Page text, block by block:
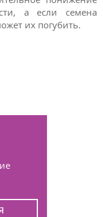
а если семена
их погубить.